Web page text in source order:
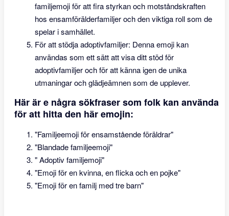
familjemoji för att fira styrkan och motståndskraften
hos ensamförälderfamiljer och den viktiga roll som de
spelar i samhället.
För att stödja adoptivfamiljer: Denna emoji kan
användas som ett sätt att visa ditt stöd för
adoptivfamiljer och för att känna igen de unika
utmaningar och glädjeämnen som de upplever.
Här är e några sökfraser som folk kan använda
för att hitta den här emojin:
"Familjeemoji för ensamstående föräldrar"
"Blandade familjeemoji"
" Adoptiv familjemoji"
"Emoji för en kvinna, en flicka och en pojke"
"Emoji för en familj med tre barn"